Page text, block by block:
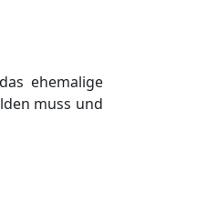
ehemalige
muss und